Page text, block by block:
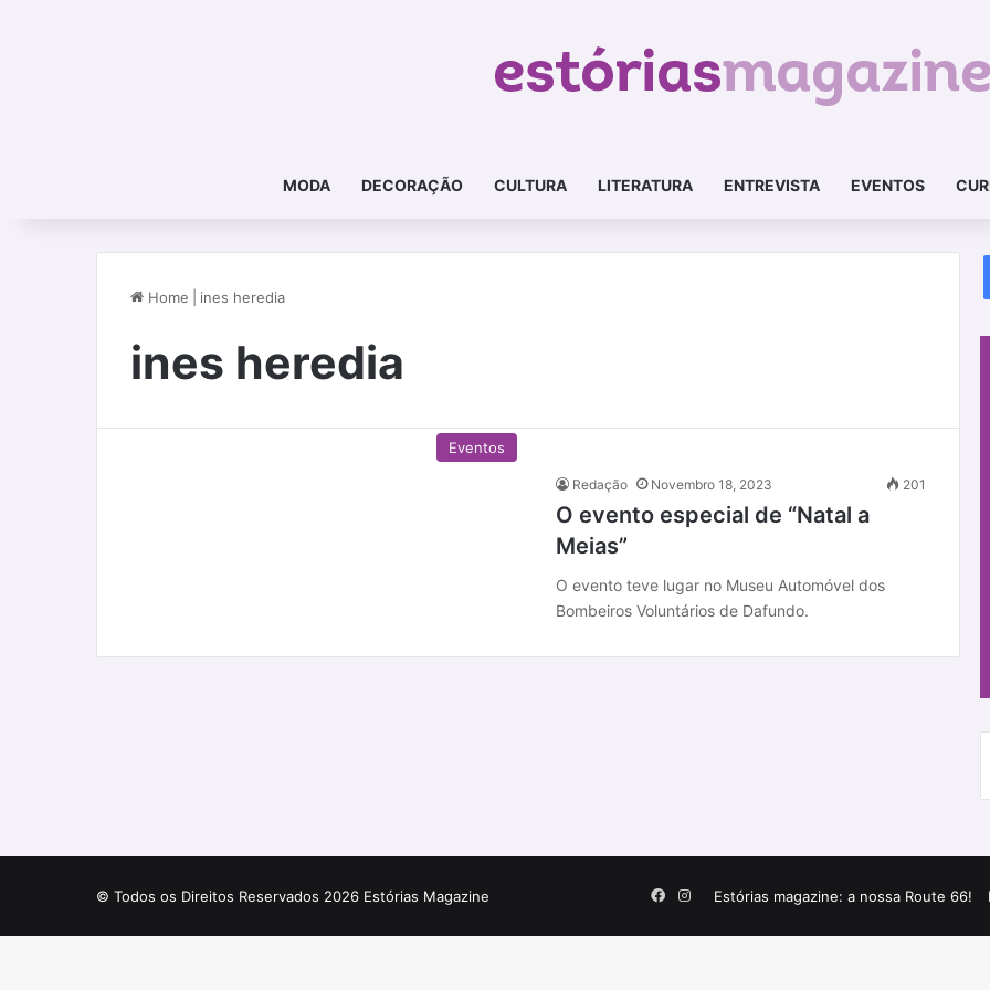
MODA DECORAÇÃO CULTURA LITERATURA ENTREVISTA EVENTOS
Home ines heredia
ines heredia
Eventos
Redação Novembro 18, 2023 201
O evento especial de “Natal a
Meias”
O evento teve lugar no Museu Automóvel dos
Bombeiros Voluntários de Dafundo.
© Todos os Direitos Reservados 2026 Estórias Magazine Estórias magazine: a nossa Route 66!
Facebook
Instagram